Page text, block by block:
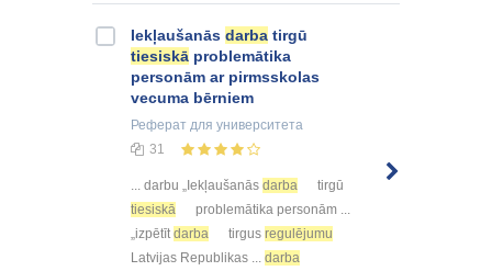
Iekļaušanās darba tirgū
tiesiskā problemātika
personām ar pirmsskolas
vecuma bērniem
Реферат для университета
31
... darbu „Iekļaušanās darba
tirgū
tiesiskā
problemātika personām ...
„izpētītdarba tirgus regulējumu
Latvijas Republikas ... darba